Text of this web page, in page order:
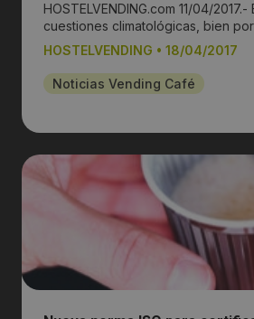
HOSTELVENDING.com 11/04/
cuestiones climatológicas, bien
HOSTELVENDING • 18/04/2017
Noticias Vending Café